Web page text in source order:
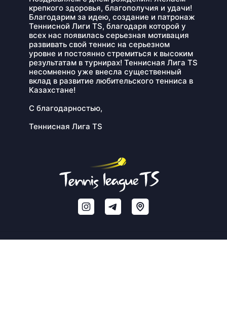
крепкого здоровья, благополучия и удачи!
Благодарим за идею, создание и патронаж
Теннисной Лиги TS, благодаря которой у
всех нас появилась серьезная мотивация
развивать свой теннис на серьезном
уровне и постоянно стремиться к высоким
результатам в турнирах! Теннисная Лига TS
несомненно уже внесла существенный
вклад в развитие любительского тенниса в
Казахстане!
С благодарностью,
Теннисная Лига TS